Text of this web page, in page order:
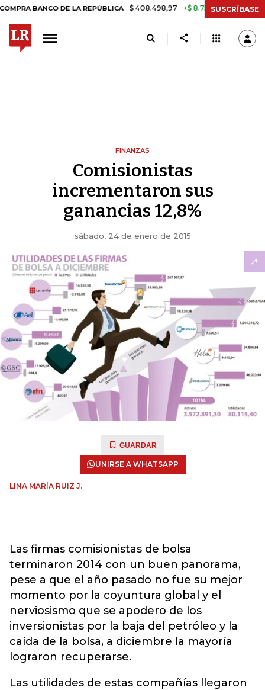
DE LA REPÚBLICA $ 408.498,97 +$ 8.753,81 +2,19% TASA
SUSCRÍBASE
FINANZAS
Comisionistas
incrementaron sus
ganancias 12,8%
sábado, 24 de enero de 2015
GUARDAR
UNIRSE A WHATSAPP
LINA MARÍA RUIZ J.
Las firmas comisionistas de bolsa
terminaron 2014 con un buen panorama,
pese a que el año pasado no fue su mejor
momento por la coyuntura global y el
nerviosismo que se apodero de los
inversionistas por la baja del petróleo y la
caída de la bolsa, a diciembre la mayoría
lograron recuperarse.
Las utilidades de estas compañías llegaron